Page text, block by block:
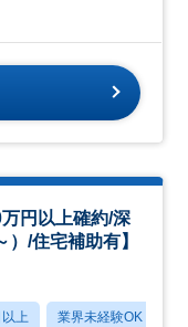
円以上確約/深
/住宅補助有】
上 業界未経験OK